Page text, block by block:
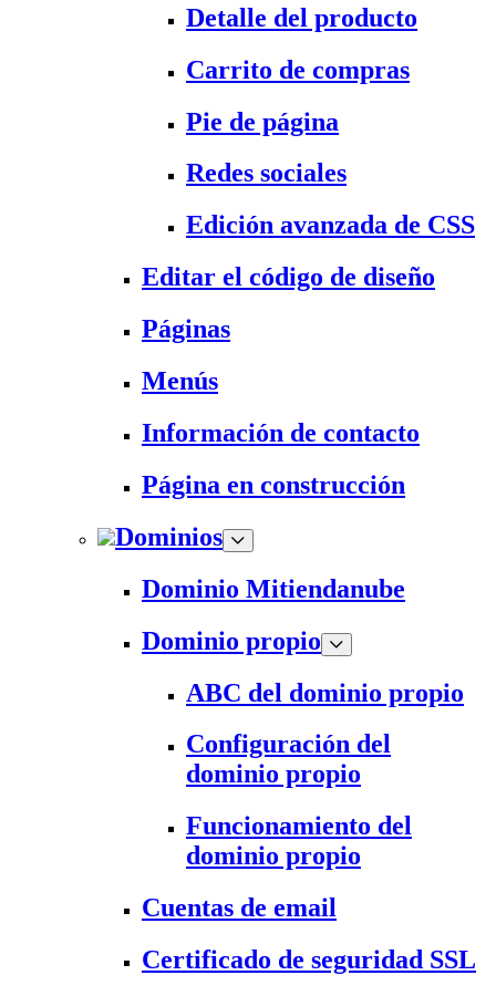
Detalle del producto
Carrito de compras
Pie de página
Redes sociales
Edición avanzada de CSS
Editar el código de diseño
Páginas
Menús
Información de contacto
Página en construcción
Dominios
Dominio Mitiendanube
Dominio propio
ABC del dominio propio
Configuración del
dominio propio
Funcionamiento del
dominio propio
Cuentas de email
Certificado de seguridad SSL